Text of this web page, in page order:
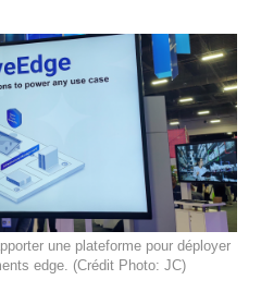
une plateforme pour déployer
edge. (Crédit Photo: JC)